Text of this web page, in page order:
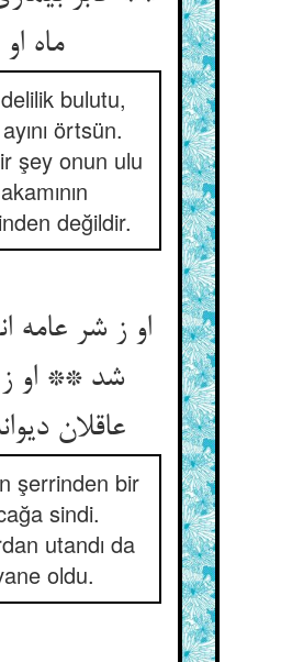
ماه او
bulutu,
örtsün.
şey onun ulu
değildir.
او ز شر عامه
شد ** او
عاقلان
şerrinden bir
sindi.
utandı da
oldu.